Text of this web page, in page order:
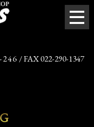
/ FAX 022-290-1347